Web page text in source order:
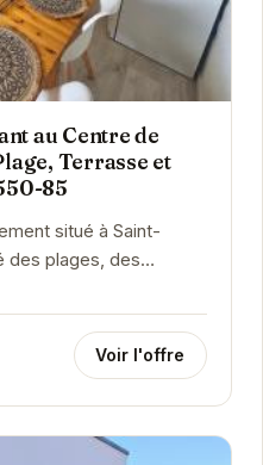
au Centre de
Terrasse et
85
situé à Saint-
des plages, des
Il dispose d'une...
Voir l'offre